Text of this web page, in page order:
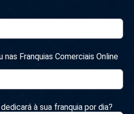
Franquias Comerciais Online
à sua franquia por dia?